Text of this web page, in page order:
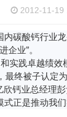
2012-11-19
内碳酸钙行业
企业”。
实践卓越绩
最终被子认定为
钙业总经理
正是推动我